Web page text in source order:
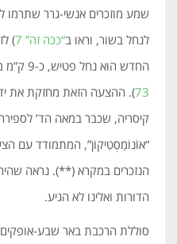
שמע מוזכרים אנשי-גרר שתרמו
לנחל בשור, וראו ב“ככה זה” 7
)
החדש הוא נחל פטיש, כ-9 ק”מ מצפון-מזרח לבאר שמע (
73). ההצעה הזאת מחזקת את
קיסריה, שכבר במאה הד’ לספירה
“אוֹנוֹמַסְטִיקוֹן”, המתמודד עם
הנזכרים במקרא (**). נראה
הדורות ואלינו לא הגיע.
סוללת הרכבת באר שבע-